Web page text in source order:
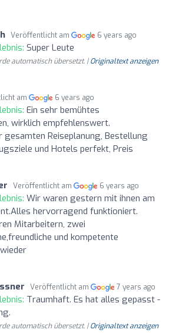
Veröffentlicht am 6 years ago
Super Leute
automatisch übersetzt. |Originaltext anzeigen
am 6 years ago
Ein sehr bemühtes
wirklich empfehlenswert.
gesamten Reiseplanung, Bestellung
und Hotels perfekt, Preis
Veröffentlicht am 6 years ago
Wir waren gestern mit ihnen am
hervorragend funktioniert.
Mitarbeitern, zwei
und kompetente
Veröffentlicht am 7 years ago
Traumhaft. Es hat alles gepasst -
automatisch übersetzt. |Originaltext anzeigen